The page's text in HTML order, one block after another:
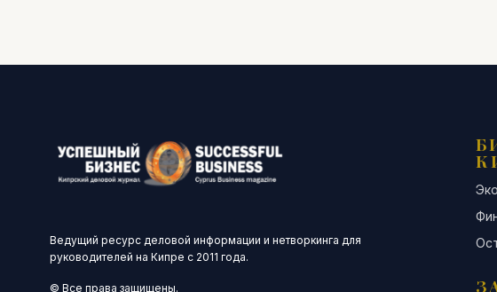
Ведущий ресурс деловой информации и нетворкинга для
руководителей на Кипре с 2011 года.
© Все права защищены.